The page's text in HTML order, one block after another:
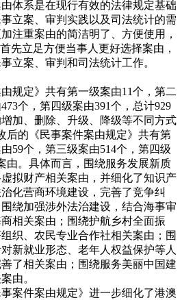
系是在现行有效的法律规定基础
事立案、审判实践以及司法统计的需
注重案由的简洁明了、方便使用，
先立足方便当事人更好选择案由，
立案、审判和司法统计工作。
定》共有第一级案由11个，第二
个，第四级案由391个，总计929
加、删除、升级、降级等不同方式
后的《民事案件案由规定》共有第
59个，第三级案由514个，第四级
由。具体而言，围绕服务发展新质
拟财产相关案由，并细化了知识产
化营商环境建设，完善了竞争纠
绕加强涉外法治建设，结合海事审
相关案由；围绕护航乡村全面振
织、农民专业合作社相关案由；围
新就业形态、老年人权益保护等人
了相关案由；围绕服务美丽中国建
由。
件案由规定》进一步细化了港澳